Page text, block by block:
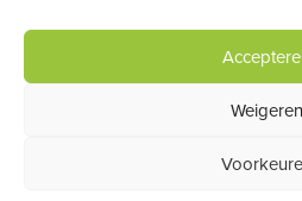
Weigeren